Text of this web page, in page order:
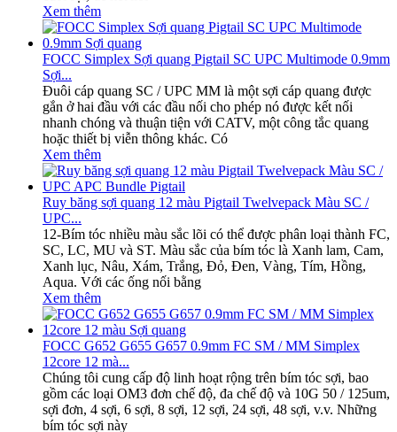
Xem thêm
FOCC Simplex Sợi quang Pigtail SC UPC Multimode 0.9mm
Sợi...
Đuôi cáp quang SC / UPC MM là một sợi cáp quang được
gắn ở hai đầu với các đầu nối cho phép nó được kết nối
nhanh chóng và thuận tiện với CATV, một công tắc quang
hoặc thiết bị viễn thông khác. Có
Xem thêm
Ruy băng sợi quang 12 màu Pigtail Twelvepack Màu SC /
UPC...
12-Bím tóc nhiều màu sắc lõi có thể được phân loại thành FC,
SC, LC, MU và ST. Màu sắc của bím tóc là Xanh lam, Cam,
Xanh lục, Nâu, Xám, Trắng, Đỏ, Đen, Vàng, Tím, Hồng,
Aqua. Với các ống nối bằng
Xem thêm
FOCC G652 G655 G657 0.9mm FC SM / MM Simplex
12core 12 mà...
Chúng tôi cung cấp độ linh hoạt rộng trên bím tóc sợi, bao
gồm các loại OM3 đơn chế độ, đa chế độ và 10G 50 / 125um,
sợi đơn, 4 sợi, 6 sợi, 8 sợi, 12 sợi, 24 sợi, 48 sợi, v.v. Những
bím tóc sợi này